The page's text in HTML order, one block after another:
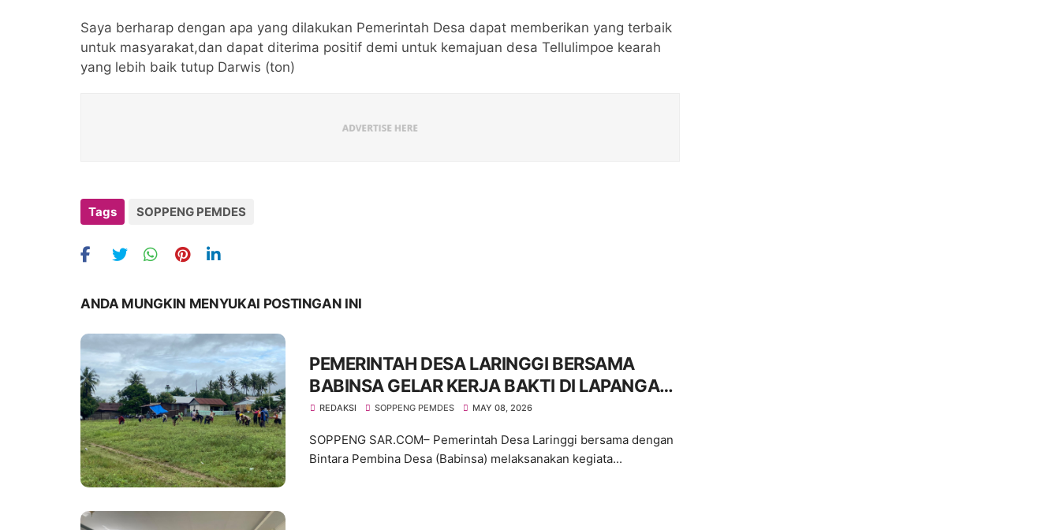
Saya berharap dengan apa yang dilakukan Pemerintah Desa dapat memberikan yang terbaik
untuk masyarakat,dan dapat diterima positif demi untuk kemajuan desa Tellulimpoe kearah
yang lebih baik tutup Darwis (ton)
Tags SOPPENG PEMDES
ANDA MUNGKIN MENYUKAI POSTINGAN INI
PEMERINTAH DESA LARINGGI BERSAMA
BABINSA GELAR KERJA BAKTI DI LAPANGAN
SEPAK BOLA BERLIN
REDAKSI SOPPENG PEMDES MAY 08, 2026
SOPPENG SAR.COM– Pemerintah Desa Laringgi bersama dengan
Bintara Pembina Desa (Babinsa) melaksanakan kegiata...